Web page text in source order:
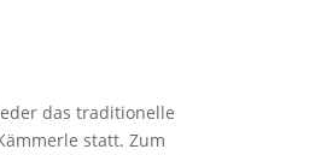
das traditionelle
statt. Zum